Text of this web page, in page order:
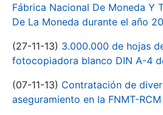
Fábrica Nacional De Moneda Y
De La Moneda durante el año
(27-11-13) 3.000.000 de hojas
fotocopiadora blanco DIN A-4
(07-11-13) Contratación de
aseguramiento en la FNMT-RCM